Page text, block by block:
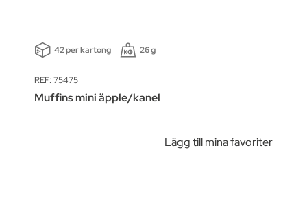
42 per kartong 26 g
REF: 75475
Muffins mini äpple/kanel
Lägg till mina favoriter